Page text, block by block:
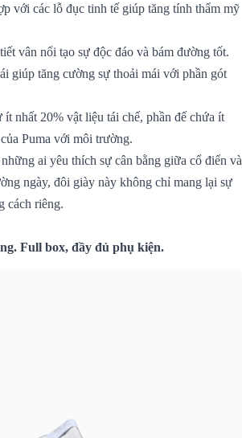
với các lỗ đục tinh tế giúp tăng tính thẩm mỹ
vân nổi tạo sự độc đáo và bám đường tốt.
giúp tăng cường sự thoải mái với phần gót
nhất 20% vật liệu tái chế, phần đế chứa ít
Puma với môi trường.
ai yêu thích sự cân bằng giữa cổ điển và
ngày, đôi giày này không chỉ mang lại sự
cách riêng.
Full box, đầy đủ phụ kiện.